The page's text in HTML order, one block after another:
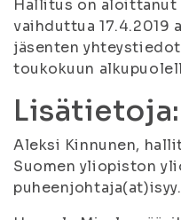
Hallitus on
vaihduttua 17.4.2019
jäsenten
toukokuun
Lisätietoja:
Aleksi Kinnunen,
Suomen yliopiston